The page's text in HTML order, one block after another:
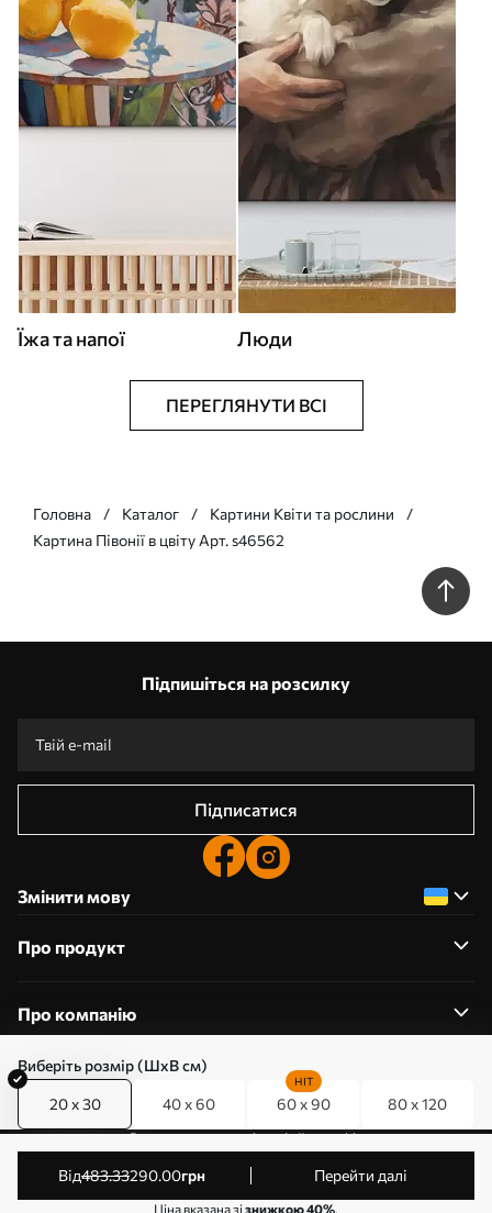
Виберіть розмір (ШхВ см)
20 x 30 40 x 60 60 x 90
HIT
80 x 120
від483.33290.00грн Перейти далі
Ціна вказана зізнижкою 40%.
Їжа та напої Люди
ПЕРЕГЛЯНУТИ ВСІ
Головна Каталог
Картини Квіти та рослини
Картина Півонії в цвіту Арт. s46562
Підпишіться на розсилку
Підписатися
Змінити мову
Про продукт
Про компанію
0800357223
Редагування дозволів на файли cookie
© 2011-2026 Art-holst. Усі права захищені. Власник:
ТОВ “КЛЄВЄР”. Код ЄДРПОУ: 31780602.